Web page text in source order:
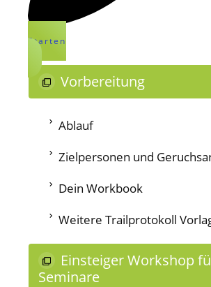
Starten
Vorbereitung
Ablauf
Zielpersonen und
Dein Workbook
Weitere Trailprotokoll
Einsteiger Workshop
Seminare